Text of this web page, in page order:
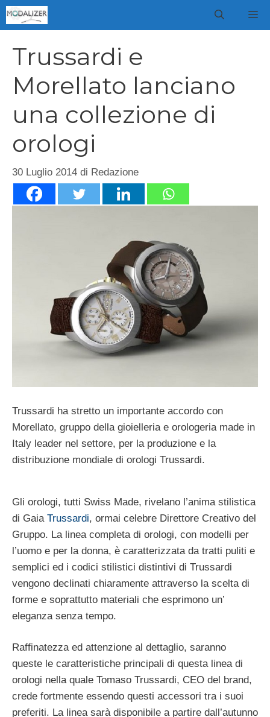
Vai
al
Trussardi e
Morellato lanciano
una collezione di
orologi
30 Luglio 2014 di Redazione
Trussardi ha stretto un importante accordo con
Morellato, gruppo della gioielleria e orologeria made in
Italy leader nel settore, per la produzione e la
distribuzione mondiale di orologi Trussardi.
Gli orologi, tutti Swiss Made, rivelano l’anima stilistica
di Gaia Trussardi, ormai celebre Direttore Creativo del
Gruppo. La linea completa di orologi, con modelli per
l’uomo e per la donna, è caratterizzata da tratti puliti e
semplici ed i codici stilistici distintivi di Trussardi
vengono declinati chiaramente attraverso la scelta di
forme e soprattutto materiali che esprimono un’
eleganza senza tempo.
Raffinatezza ed attenzione al dettaglio, saranno
queste le caratteristiche principali di questa linea di
orologi nella quale Tomaso Trussardi, CEO del brand,
crede fortmente essendo questi accessori tra i suoi
preferiti. La linea sarà disponibile a partire dall’autunno